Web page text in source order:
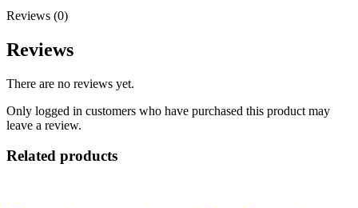
Reviews (0)
Reviews
There are no reviews yet.
Only logged in customers who have purchased this product may
leave a review.
Related products